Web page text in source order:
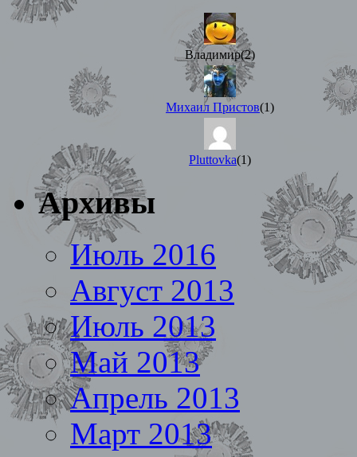
Владимир(2)
Михаил Пристов(1)
Pluttovka(1)
Архивы
Июль 2016
Август 2013
Июль 2013
Май 2013
Апрель 2013
Март 2013